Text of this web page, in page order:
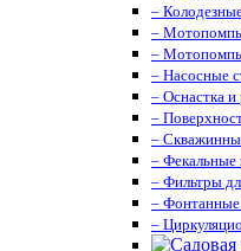
–
–
–
– Насосные
– Оснастка и
–
–
– Фекальные
– Фильтры
–
–